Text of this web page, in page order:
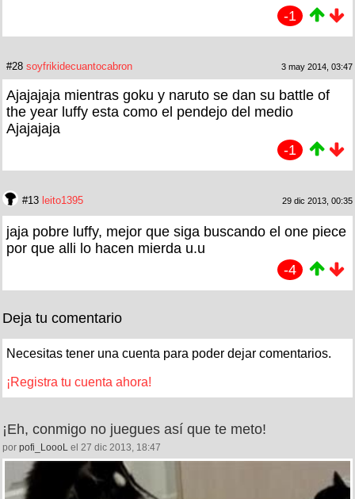
-1
#28 soyfrikidecuantocabron 3 may 2014, 03:47
Ajajajaja mientras goku y naruto se dan su battle of
the year luffy esta como el pendejo del medio
Ajajajaja
-1
#13 leito1395 29 dic 2013, 00:35
jaja pobre luffy, mejor que siga buscando el one piece
por que alli lo hacen mierda u.u
-4
Deja tu comentario
Necesitas tener una cuenta para poder dejar comentarios.
¡Registra tu cuenta ahora!
¡Eh, conmigo no juegues así que te meto!
por pofi_LoooL el 27 dic 2013, 18:47